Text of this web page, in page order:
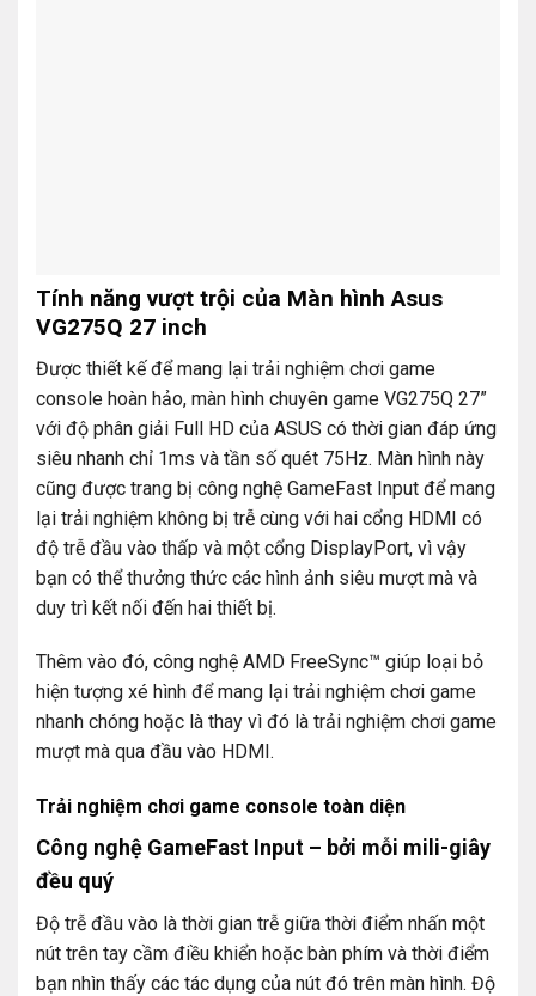
Tính năng vượt trội của Màn hình Asus
VG275Q 27 inch
Được thiết kế để mang lại trải nghiệm chơi game
console hoàn hảo, màn hình chuyên game VG275Q 27”
với độ phân giải Full HD của ASUS có thời gian đáp ứng
siêu nhanh chỉ 1ms và tần số quét 75Hz. Màn hình này
cũng được trang bị công nghệ GameFast Input để mang
lại trải nghiệm không bị trễ cùng với hai cổng HDMI có
độ trễ đầu vào thấp và một cổng DisplayPort, vì vậy
bạn có thể thưởng thức các hình ảnh siêu mượt mà và
duy trì kết nối đến hai thiết bị.
Thêm vào đó, công nghệ AMD FreeSync™ giúp loại bỏ
hiện tượng xé hình để mang lại trải nghiệm chơi game
nhanh chóng hoặc là thay vì đó là trải nghiệm chơi game
mượt mà qua đầu vào HDMI.
Trải nghiệm chơi game console toàn diện
Công nghệ GameFast Input – bởi mỗi mili-giây
đều quý
Độ trễ đầu vào là thời gian trễ giữa thời điểm nhấn một
nút trên tay cầm điều khiển hoặc bàn phím và thời điểm
bạn nhìn thấy các tác dụng của nút đó trên màn hình. Độ